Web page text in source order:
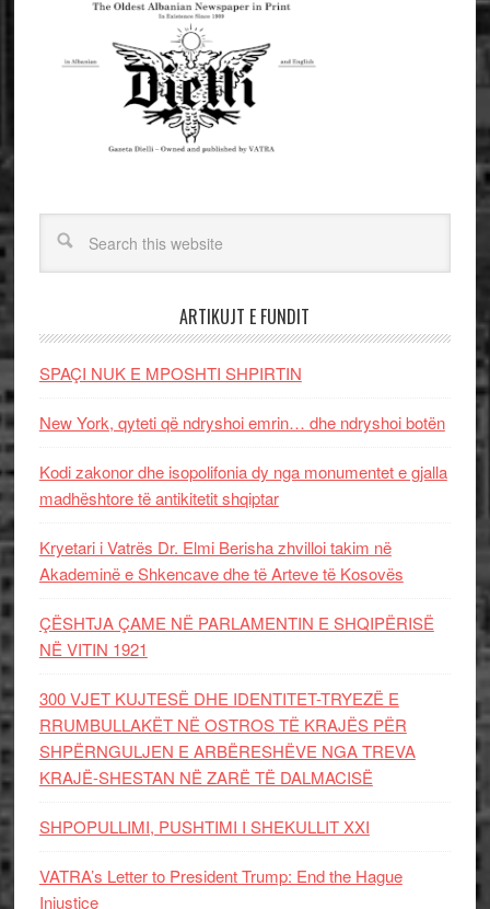
ARTIKUJT E FUNDIT
SPAÇI NUK E MPOSHTI SHPIRTIN
New York, qyteti që ndryshoi emrin… dhe ndryshoi botën
Kodi zakonor dhe isopolifonia dy nga monumentet e gjalla
madhështore të antikitetit shqiptar
Kryetari i Vatrës Dr. Elmi Berisha zhvilloi takim në
Akademinë e Shkencave dhe të Arteve të Kosovës
ÇËSHTJA ÇAME NË PARLAMENTIN E SHQIPËRISË
NË VITIN 1921
300 VJET KUJTESË DHE IDENTITET-TRYEZË E
RRUMBULLAKËT NË OSTROS TË KRAJËS PËR
SHPËRNGULJEN E ARBËRESHËVE NGA TREVA
KRAJË-SHESTAN NË ZARË TË DALMACISË
SHPOPULLIMI, PUSHTIMI I SHEKULLIT XXI
VATRA’s Letter to President Trump: End the Hague
Injustice